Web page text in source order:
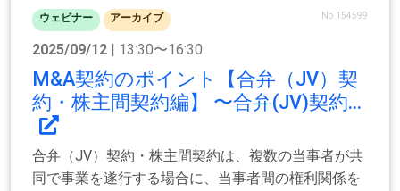
ウェビナー アーカイブ No.154599
2025/09/12 | 13:30〜16:30
M&A契約のポイント【合弁（JV）契
約・株主間契約編】 〜合弁(JV)契約...
合弁（JV）契約・株主間契約は、複数の当事者が共
同で事業を遂行する場合に、当事者間の権利関係を